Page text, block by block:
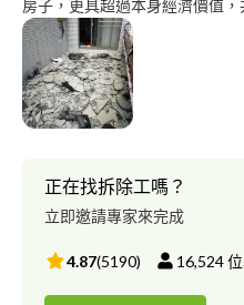
房子，更具超過本身經濟價值，
正在找拆除工嗎？
立即邀請專家來完成
4.87(5190) 16,524